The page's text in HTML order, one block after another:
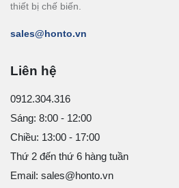
thiết bị chế biến.
sales@honto.vn
Liên hệ
0912.304.316
Sáng: 8:00 - 12:00
Chiều: 13:00 - 17:00
Thứ 2 đến thứ 6 hàng tuần
Email: sales@honto.vn